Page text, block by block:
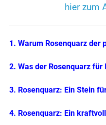
hier zum
1. Warum Rosenquarz
2. Was der Rosenquarz für
3. Rosenquarz: Ein Stein
4. Rosenquarz: Ein